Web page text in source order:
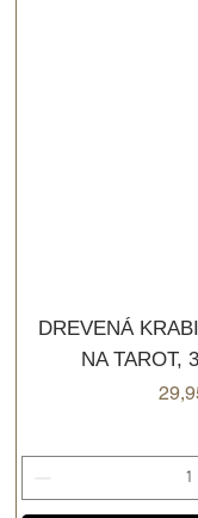
DREVENÁ
NA TAROT,